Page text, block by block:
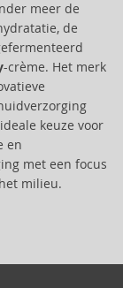
meer de
de
-crème. Het merk
keuze voor
en
met een focus
milieu.